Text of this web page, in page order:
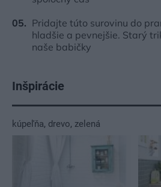
Pridajte túto surovinu do
hladšie a pevnejšie. Starý
naše babičky
Inšpirácie
kúpeľňa, drevo, zelená